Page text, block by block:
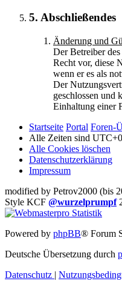
5. Abschließendes
Änderung und
Der Betreiber
Recht vor, diese
wenn er es als
Der
geschlossen und
Einhaltung einer
Startseite Portal Foren-
Alle Zeiten sind
Alle Cookies löschen
Datenschutzerklärung
Impressum
modified by Petrov2000 (bis
Style KCF @wurzelprumpf
Powered by phpBB® Forum
Deutsche Übersetzung durch
Datenschutz |